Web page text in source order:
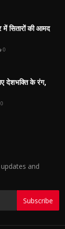
सितारों की आमद
0
देशभक्ति के रंग,
0
and
Subscribe